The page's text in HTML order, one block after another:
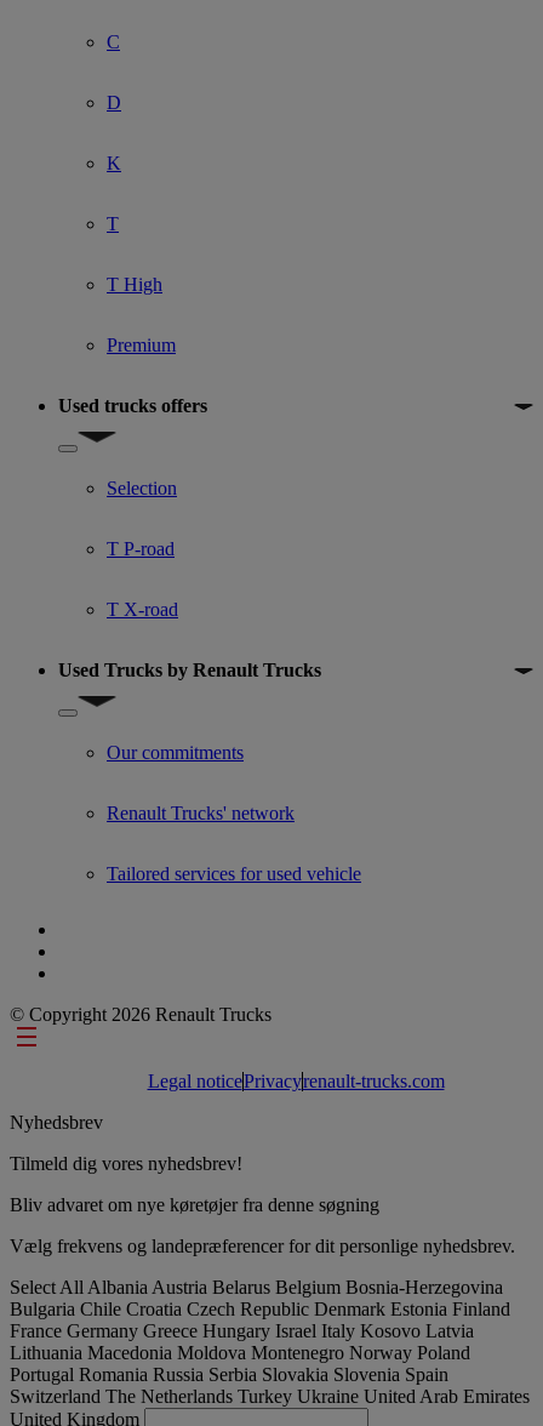
C
D
K
T
T High
Premium
Used trucks offers
Show submenu for Used trucks offers
Selection
T P-road
T X-road
Used Trucks by Renault Trucks
Show submenu for Used Trucks by Renault Trucks
Our commitments
Renault Trucks' network
Tailored services for used vehicle
© Copyright 2026 Renault Trucks
Footer links
Legal noticePrivacyrenault-trucks.com
Nyhedsbrev
Tilmeld dig vores nyhedsbrev!
Bliv advaret om nye køretøjer fra denne søgning
Vælg frekvens og landepræferencer for dit personlige nyhedsbrev.
Select All Albania Austria Belarus Belgium Bosnia-Herzegovina
Bulgaria Chile Croatia Czech Republic Denmark Estonia Finland
France Germany Greece Hungary Israel Italy Kosovo Latvia
Lithuania Macedonia Moldova Montenegro Norway Poland
Portugal Romania Russia Serbia Slovakia Slovenia Spain
Switzerland The Netherlands Turkey Ukraine United Arab Emirates
United Kingdom